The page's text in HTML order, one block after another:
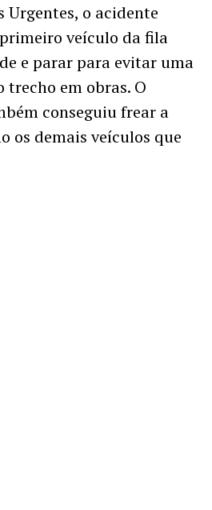
Urgentes, o acidente
veículo da fila
e parar para evitar uma
trecho em obras. O
conseguiu frear a
os demais veículos que